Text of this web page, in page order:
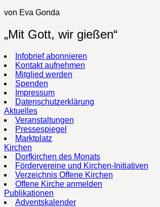
von Eva Gonda
„Mit Gott, wir gießen“
Infobrief abonnieren
Kontakt aufnehmen
Mitglied werden
Spenden
Impressum
Datenschutzerklärung
Aktuelles
Veranstaltungen
Pressespiegel
Marktplatz
Kirchen
Dorfkirchen des Monats
Fördervereine und Kirchen-Initiativen
Verzeichnis Offene Kirchen
Offene Kirche anmelden
Publikationen
Adventskalender